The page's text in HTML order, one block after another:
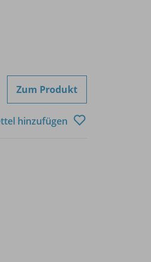
Zum Produkt
hinzufügen